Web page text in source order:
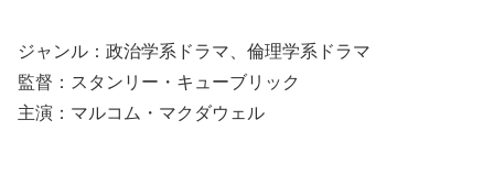
ジャンル：政治学系ドラマ、倫理学系ドラマ
監督：スタンリー・キューブリック
主演：マルコム・マクダウェル